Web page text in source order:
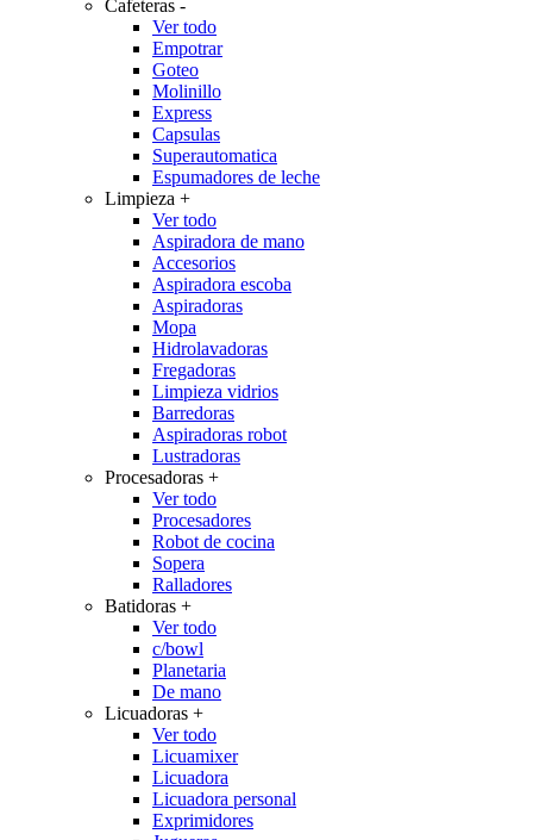
Cafeteras -
Ver todo
Empotrar
Goteo
Molinillo
Express
Capsulas
Superautomatica
Espumadores de leche
Limpieza +
Ver todo
Aspiradora de mano
Accesorios
Aspiradora escoba
Aspiradoras
Mopa
Hidrolavadoras
Fregadoras
Limpieza vidrios
Barredoras
Aspiradoras robot
Lustradoras
Procesadoras +
Ver todo
Procesadores
Robot de cocina
Sopera
Ralladores
Batidoras +
Ver todo
c/bowl
Planetaria
De mano
Licuadoras +
Ver todo
Licuamixer
Licuadora
Licuadora personal
Exprimidores